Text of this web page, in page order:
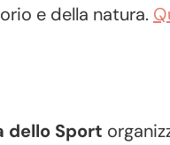
e della natura.
dello Sport